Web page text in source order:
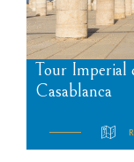
Tour Imperial
Casablanca